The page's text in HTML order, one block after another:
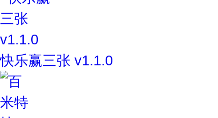
快乐赢三张 v1.1.0